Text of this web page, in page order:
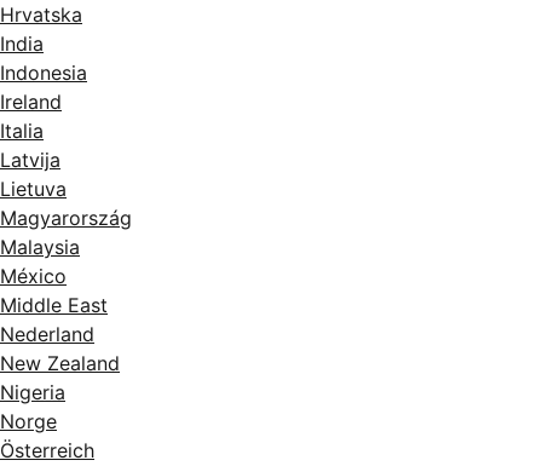
Hrvatska
India
Indonesia
Ireland
Italia
Latvija
Lietuva
Magyarország
Malaysia
México
Middle East
Nederland
New Zealand
Nigeria
Norge
Österreich